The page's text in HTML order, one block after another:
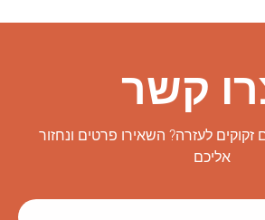
קשר
לעזרה? השאירו פרטים ונחזור
אליכם